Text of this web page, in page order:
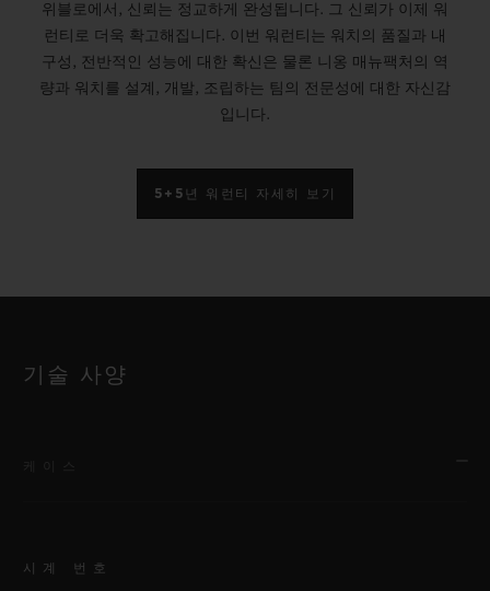
위블로에서, 신뢰는 정교하게 완성됩니다. 그 신뢰가 이제 워
런티로 더욱 확고해집니다. 이번 워런티는 워치의 품질과 내
구성, 전반적인 성능에 대한 확신은 물론 니옹 매뉴팩처의 역
량과 워치를 설계, 개발, 조립하는 팀의 전문성에 대한 자신감
입니다.
5+5년 워런티 자세히 보기
기술 사양
시계 번호